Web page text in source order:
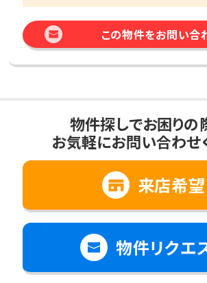
この物件をお問い合
物件探しでお困りの
お気軽にお問い合わせ
来店希望
物件リクエ